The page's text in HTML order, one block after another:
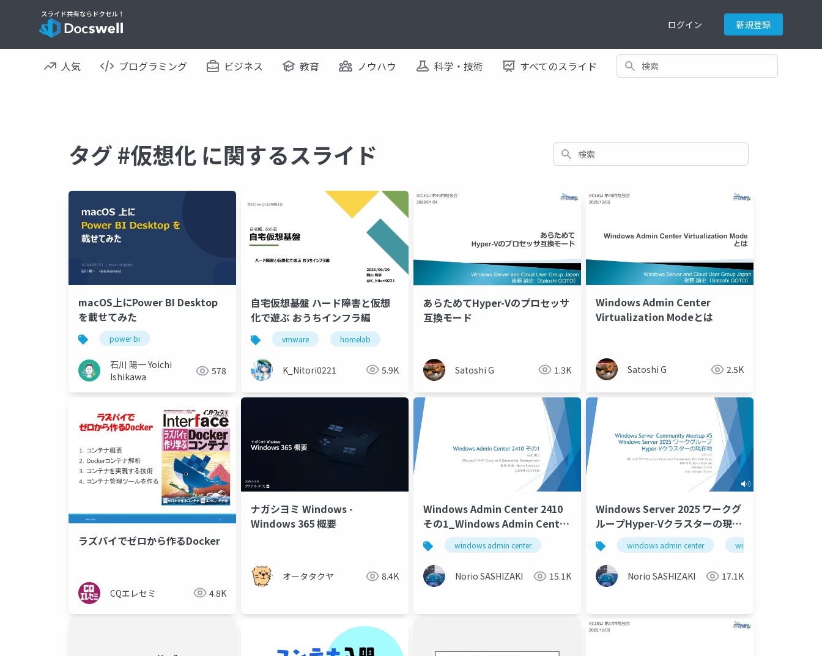
ログイン 新規登録
人気 プログラミング ビジネス 教育 ノウハウ 科学・技術 すべてのスライド 検索
タグ #仮想化 に関するスライド 検索
macOS上にPower BI Desktop
を載せてみた
power bi
石川 陽一 Yoichi
Ishikawa
578
自宅仮想基盤 ハード障害と仮想
化で遊ぶ おうちインフラ編
vmware homelab
K_Nitori0221 5.9K
あらためてHyper-Vのプロセッサ
互換モード
Satoshi G 1.3K
Windows Admin Center
Virtualization Modeとは
Satoshi G 2.5K
ラズパイでゼロから作るDocker
CQエレセミ 4.8K
ナガシヨミ Windows -
Windows 365 概要
オータタクヤ 8.4K
Windows Admin Center 2410
その1_Windows Admin Center
2410 Part 1windows admin center
Norio SASHIZAKI 15.1K
Windows Server 2025 ワークグ
ループHyper-Vクラスターの現在
地_Current location of
Windows Server 2025
Workgroup Hyper-V Cluster
windows admin center windows server 2025
Norio SASHIZAKI 17.1K